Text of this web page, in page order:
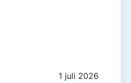
Documenten
1 juli 2026